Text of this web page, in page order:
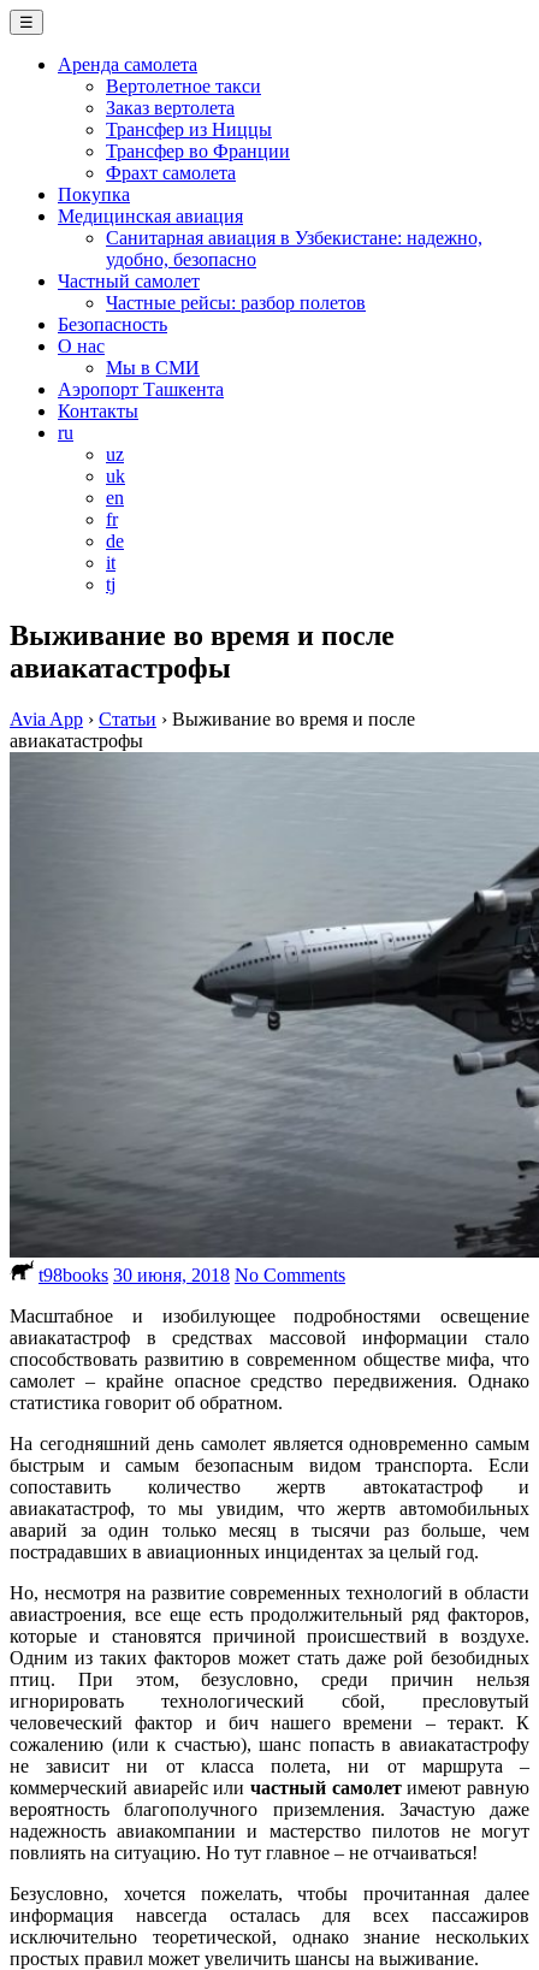
☰
Аренда самолета
Вертолетное такси
Заказ вертолета
Трансфер из Ниццы
Трансфер во Франции
Фрахт самолета
Покупка
Медицинская авиация
Санитарная авиация в Узбекистане: надежно,
удобно, безопасно
Частный самолет
Частные рейсы: разбор полетов
Безопасность
О нас
Мы в СМИ
Аэропорт Ташкента
Контакты
ru
uz
uk
en
fr
de
it
tj
Выживание во время и после
авиакатастрофы
Avia App › Статьи › Выживание во время и после
авиакатастрофы
t98books 30 июня, 2018 No Comments
Масштабное и изобилующее подробностями освещение
авиакатастроф в средствах массовой информации стало
способствовать развитию в современном обществе мифа, что
самолет – крайне опасное средство передвижения. Однако
статистика говорит об обратном.
На сегодняшний день самолет является одновременно самым
быстрым и самым безопасным видом транспорта. Если
сопоставить количество жертв автокатастроф и
авиакатастроф, то мы увидим, что жертв автомобильных
аварий за один только месяц в тысячи раз больше, чем
пострадавших в авиационных инцидентах за целый год.
Но, несмотря на развитие современных технологий в области
авиастроения, все еще есть продолжительный ряд факторов,
которые и становятся причиной происшествий в воздухе.
Одним из таких факторов может стать даже рой безобидных
птиц. При этом, безусловно, среди причин нельзя
игнорировать технологический сбой, пресловутый
человеческий фактор и бич нашего времени – теракт. К
сожалению (или к счастью), шанс попасть в авиакатастрофу
не зависит ни от класса полета, ни от маршрута –
коммерческий авиарейс или частный самолетимеют равную
вероятность благополучного приземления. Зачастую даже
надежность авиакомпании и мастерство пилотов не могут
повлиять на ситуацию. Но тут главное – не отчаиваться!
Безусловно, хочется пожелать, чтобы прочитанная далее
информация навсегда осталась для всех пассажиров
исключительно теоретической, однако знание нескольких
простых правил может увеличить шансы на выживание.